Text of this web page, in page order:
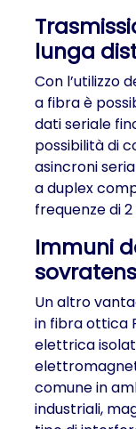
lunga
Con l’utilizzo
a fibra è
dati seriale
possibilità di
asincroni
a duplex
frequenze di 2
Immuni
Un altro
in fibra ottica
elettrica
comune in
industriali,